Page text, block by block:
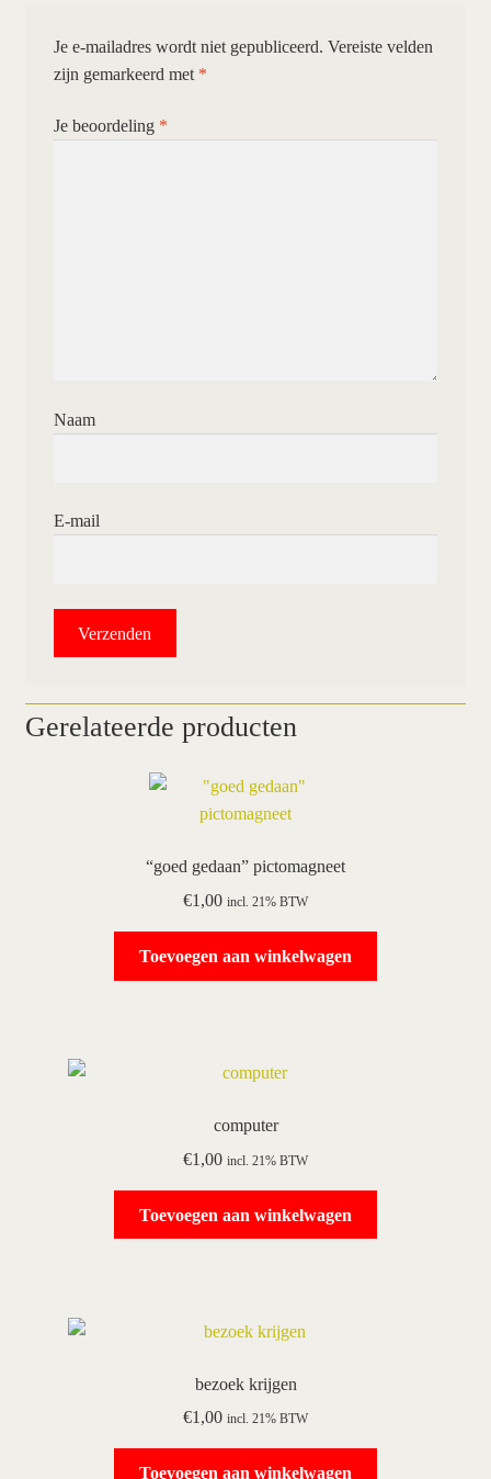
Je e-mailadres wordt niet gepubliceerd. Vereiste velden
zijn gemarkeerd met *
Je beoordeling *
Naam
E-mail
Gerelateerde producten
“goed gedaan” pictomagneet
€1,00 incl. 21% BTW
Toevoegen aan winkelwagen
computer
€1,00 incl. 21% BTW
Toevoegen aan winkelwagen
bezoek krijgen
€1,00 incl. 21% BTW
Toevoegen aan winkelwagen